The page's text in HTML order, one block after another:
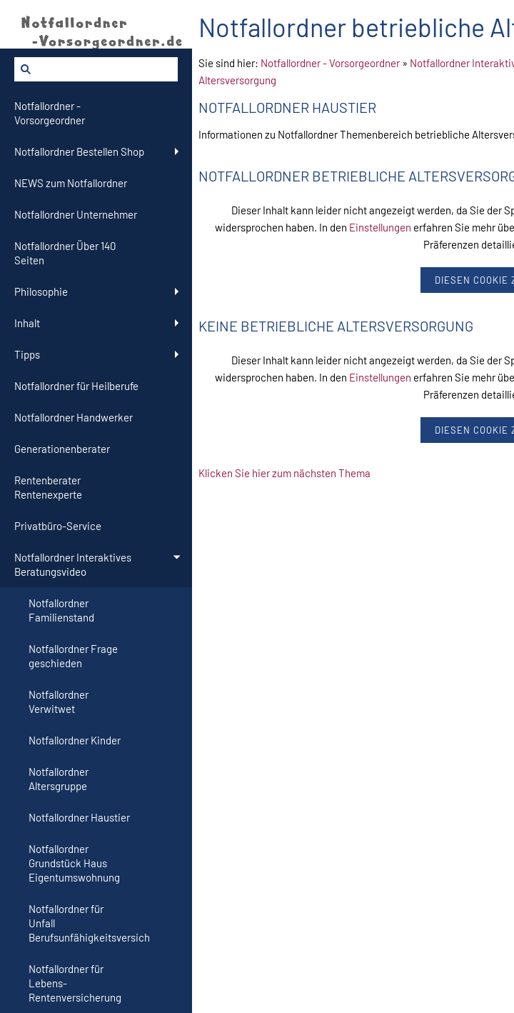
Notfallordner -
Vorsorgeordner
Notfallordner Bestellen Shop
NEWS zum Notfallordner
Notfallordner Unternehmer
Notfallordner Über 140
Seiten
Philosophie
Inhalt
Tipps
Notfallordner für Heilberufe
Notfallordner Handwerker
Generationenberater
Rentenberater
Rentenexperte
Privatbüro-Service
Notfallordner Interaktives
Beratungsvideo
Notfallordner
Familienstand
Notfallordner Frage
geschieden
Notfallordner
Verwitwet
Notfallordner Kinder
Notfallordner
Altersgruppe
Notfallordner Haustier
Notfallordner
Grundstück Haus
Eigentumswohnung
Notfallordner für
Unfall
Berufsunfähigkeitsversich
Notfallordner für
Lebens-
Rentenversicherung
Notfallordner betriebliche
Sie sind hier: Notfallordner - Vorsorgeordner» Notfallordner
Altersversorgung
NOTFALLORDNER HAUSTIER
Informationen zu Notfallordner Themenbereich betriebliche
NOTFALLORDNER BETRIEBLICHE
Dieser Inhalt kann leider nicht angezeigt werden, da Sie der
widersprochen haben. In den Einstellungen erfahren Sie mehr
Präferenzen
DIESEN COOKIE
KEINE BETRIEBLICHE ALTERSVERSORGUNG
Dieser Inhalt kann leider nicht angezeigt werden, da Sie der
widersprochen haben. In den Einstellungen erfahren Sie mehr
Präferenzen
DIESEN COOKIE
Klicken Sie hier zum nächsten Thema